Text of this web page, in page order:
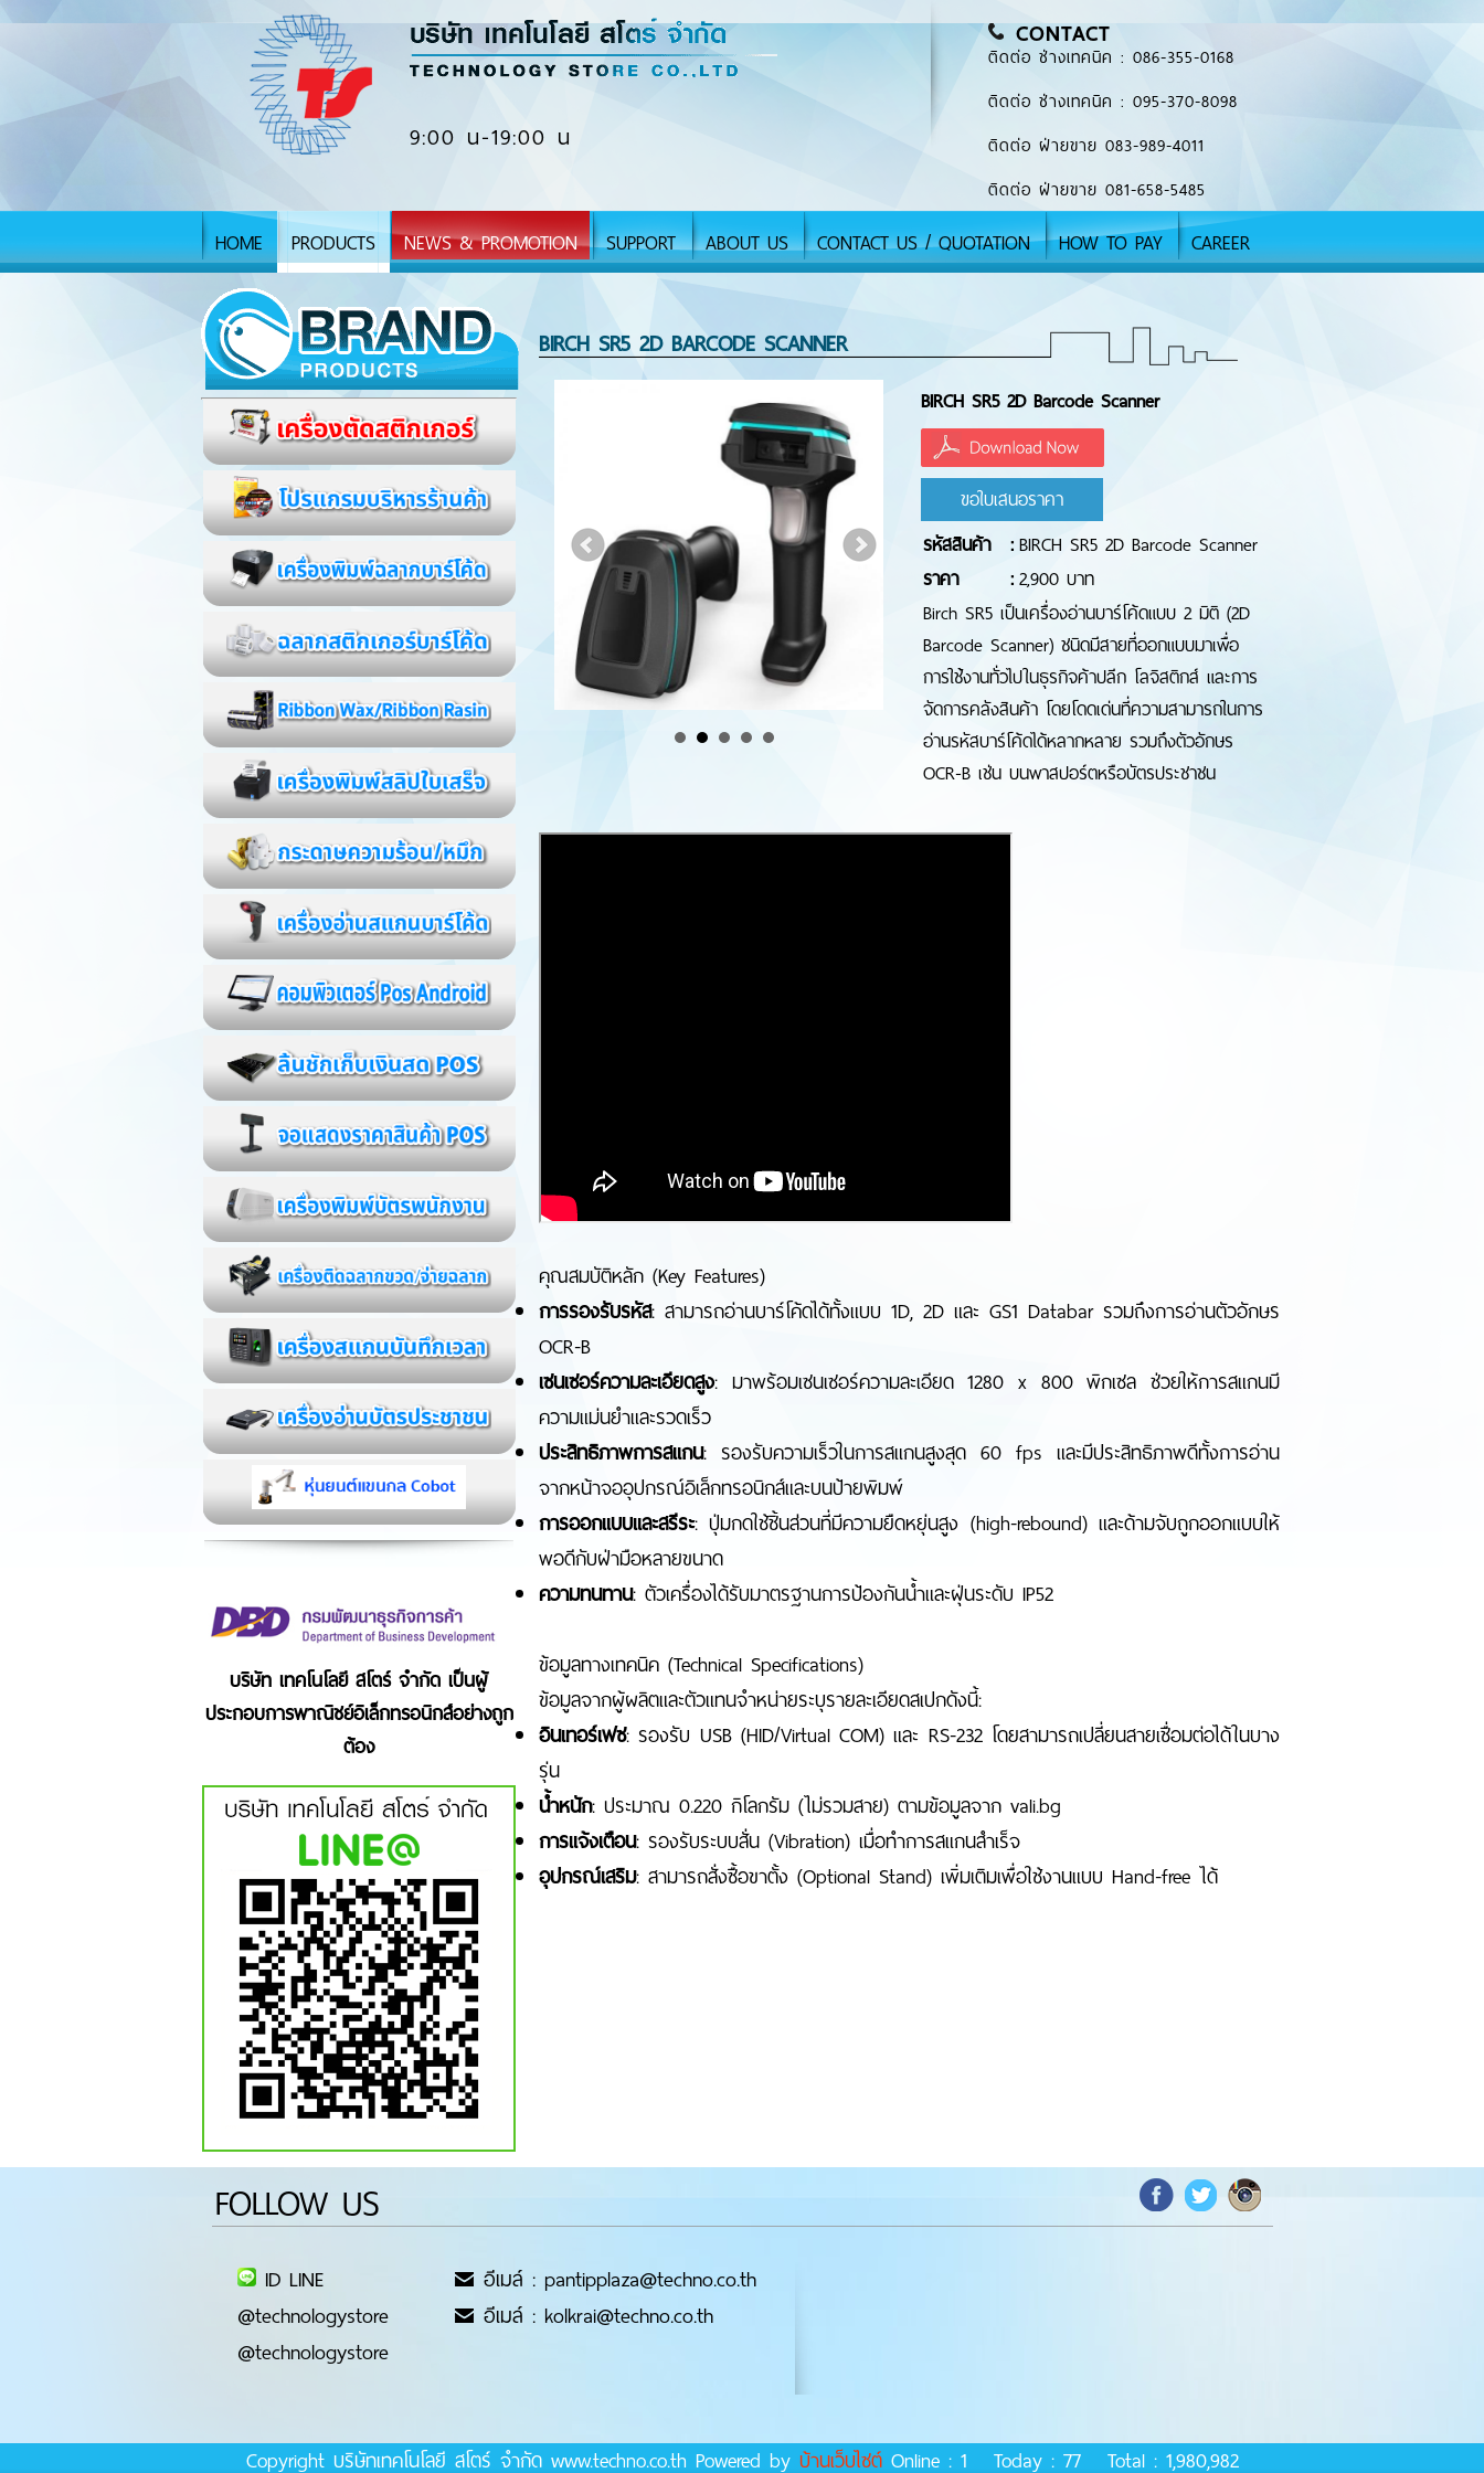
9:00 น-19:00 น
CONTACT
ติดต่อ ช่างเทคนิค : 086-355-0168
ติดต่อ ช่างเทคนิค : 095-370-8098
ติดต่อ ฝ่ายขาย 083-989-4011
ติดต่อ ฝ่ายขาย 081-658-5485
HOME PRODUCTS NEWS & PROMOTION SUPPORT ABOUT US CONTACT US / QUOTATION HOW TO PAY CAREER
บริษัท เทคโนโลยี สโตร์ จำกัด เป็นผู้
ประกอบการพาณิชย์อิเล็กทรอนิกส์อย่างถูก
ต้อง
BIRCH SR5 2D BARCODE SCANNER
BIRCH SR5 2D Barcode Scanner
ขอใบเสนอราคา
รหัสสินค้า
:BIRCH SR5 2D Barcode Scanner
ราคา
:2,900 บาท
Birch SR5 เป็นเครื่องอ่านบาร์โค้ดแบบ 2 มิติ (2D
Barcode Scanner) ชนิดมีสายที่ออกแบบมาเพื่อ
การใช้งานทั่วไปในธุรกิจค้าปลีก โลจิสติกส์ และการ
จัดการคลังสินค้า โดยโดดเด่นที่ความสามารถในการ
อ่านรหัสบาร์โค้ดได้หลากหลาย รวมถึงตัวอักษร
OCR-B เช่น บนพาสปอร์ตหรือบัตรประชาชน
คุณสมบัติหลัก (Key Features)
การรองรับรหัส: สามารถอ่านบาร์โค้ดได้ทั้งแบบ 1D, 2D และ GS1 Databar รวมถึงการอ่านตัวอักษร
OCR-B
เซนเซอร์ความละเอียดสูง: มาพร้อมเซนเซอร์ความละเอียด 1280 x 800 พิกเซล ช่วยให้การสแกนมี
ความแม่นยำและรวดเร็ว
ประสิทธิภาพการสแกน: รองรับความเร็วในการสแกนสูงสุด 60 fps และมีประสิทธิภาพดีทั้งการอ่าน
จากหน้าจออุปกรณ์อิเล็กทรอนิกส์และบนป้ายพิมพ์
การออกแบบและสรีระ: ปุ่มกดใช้ชิ้นส่วนที่มีความยืดหยุ่นสูง (high-rebound) และด้ามจับถูกออกแบบให้
พอดีกับฝ่ามือหลายขนาด
ความทนทาน: ตัวเครื่องได้รับมาตรฐานการป้องกันน้ำและฝุ่นระดับ IP52
ข้อมูลทางเทคนิค (Technical Specifications)
ข้อมูลจากผู้ผลิตและตัวแทนจำหน่ายระบุรายละเอียดสเปกดังนี้:
อินเทอร์เฟซ: รองรับ USB (HID/Virtual COM) และ RS-232 โดยสามารถเปลี่ยนสายเชื่อมต่อได้ในบาง
รุ่น
น้ำหนัก: ประมาณ 0.220 กิโลกรัม (ไม่รวมสาย) ตามข้อมูลจาก vali.bg
การแจ้งเตือน: รองรับระบบสั่น (Vibration) เมื่อทำการสแกนสำเร็จ
อุปกรณ์เสริม: สามารถสั่งซื้อขาตั้ง (Optional Stand) เพิ่มเติมเพื่อใช้งานแบบ Hand-free ได้
FOLLOW US
ID LINE
@technologystore
@technologystore
อีเมล์ : pantipplaza@techno.co.th
อีเมล์ : kolkrai@techno.co.th
Copyright บริษัทเทคโนโลยี สโตร์ จำกัด www.techno.co.th Powered by บ้านเว็บไซต์Online : 1 Today : 77 Total : 1,980,982